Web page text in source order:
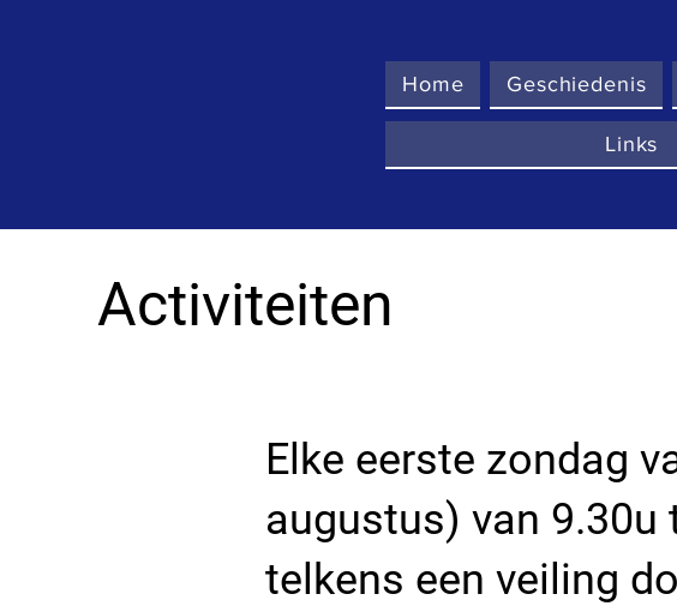
Home Geschiedenis
Links
Activiteiten
Elke eerste zondag
augustus) van 9.30u
telkens een veiling